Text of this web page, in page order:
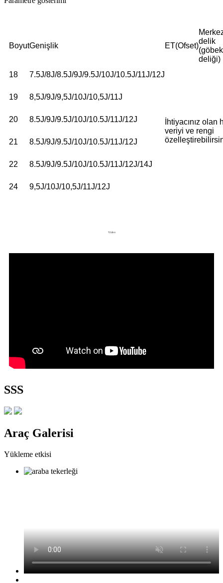
BoyutGenişlik ET(Ofset)
delik
(göbek
deliği)
18
7.5J/8J/8.5J/9J/9.5J/10J/10.5J/11J/12J
İhtiyacınız olan
veriyi ve rengi
19 8,5J/9J/9,5J/10J/10,5J/11J
20 8.5J/9J/9.5J/10J/10.5J/11J/12J
21 8.5J/9J/9.5J/10J/10.5J/11J/12J
22 8.5J/9J/9.5J/10J/10.5J/11J/12J/14J
24 9,5J/10J/10,5J/11J/12J
Video
SSS
Araç Galerisi
Yükleme etkisi